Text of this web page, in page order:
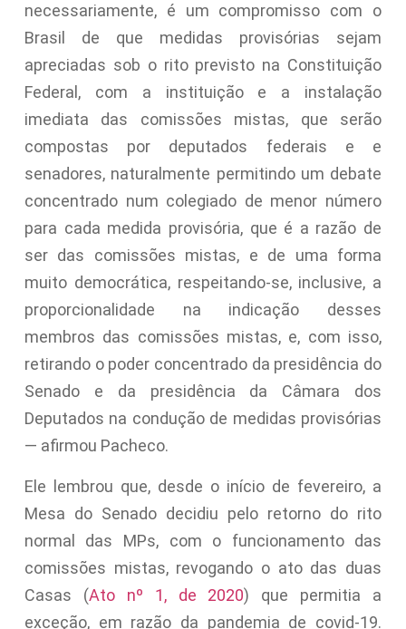
necessariamente, é um compromisso com o
Brasil de que medidas provisórias sejam
apreciadas sob o rito previsto na Constituição
Federal, com a instituição e a instalação
imediata das comissões mistas, que serão
compostas por deputados federais e e
senadores, naturalmente permitindo um debate
concentrado num colegiado de menor número
para cada medida provisória, que é a razão de
ser das comissões mistas, e de uma forma
muito democrática, respeitando-se, inclusive, a
proporcionalidade na indicação desses
membros das comissões mistas, e, com isso,
retirando o poder concentrado da presidência do
Senado e da presidência da Câmara dos
Deputados na condução de medidas provisórias
— afirmou Pacheco.
Ele lembrou que, desde o início de fevereiro, a
Mesa do Senado decidiu pelo retorno do rito
normal das MPs, com o funcionamento das
comissões mistas, revogando o ato das duas
Casas (Ato nº 1, de 2020) que permitia a
exceção, em razão da pandemia de covid-19.